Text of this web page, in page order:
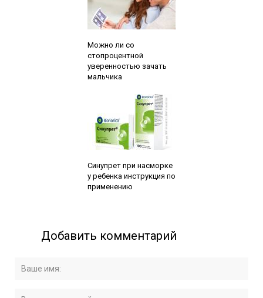
Можно ли со
стопроцентной
уверенностью зачать
мальчика
Синупрет при насморке
у ребенка инструкция по
применению
Добавить комментарий